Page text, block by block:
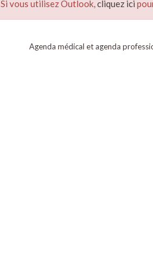
Si vous utilisez Outlook,cliquez ici
Agenda médical et agenda